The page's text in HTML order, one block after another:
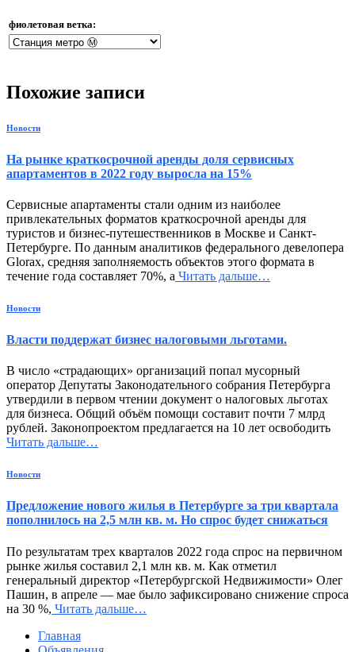
фиолетовая ветка:
Похожие записи
Новости
На рынке краткосрочной аренды доля сервисных
апартаментов в 2022 году выросла на 15%
Сервисные апартаменты стали одним из наиболее
привлекательных форматов краткосрочной аренды для
туристов и бизнес-путешественников в Москве и Санкт-
Петербурге. По данным аналитиков федерального девелопера
Glorax, средняя заполняемость объектов этого формата в
течение года составляет 70%, а Читать дальше…
Новости
Власти поддержат бизнес налоговыми льготами.
В число «страдающих» организаций попал мусорный
оператор Депутаты Законодательного собрания Петербурга
утвердили в первом чтении документ о налоговых льготах
для бизнеса. Общий объём помощи составит почти 7 млрд
рублей. Законопроектом предлагается на 10 лет освободить
Читать дальше…
Новости
Предложение нового жилья в Петербурге за три квартала
пополнилось на 2,5 млн кв. м. Но спрос будет снижаться
По результатам трех кварталов 2022 года спрос на первичном
рынке жилья составил 2,1 млн кв. м. Как отметил
генеральный директор «Петербургской Недвижимости» Олег
Пашин, в апреле — мае было зафиксировано снижение спроса
на 30 %, Читать дальше…
Главная